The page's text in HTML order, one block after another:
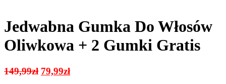
Jedwabna Gumka Do Włosów
Oliwkowa + 2 Gumki Gratis
149,99zł Pierwotna
79,99złAktualna